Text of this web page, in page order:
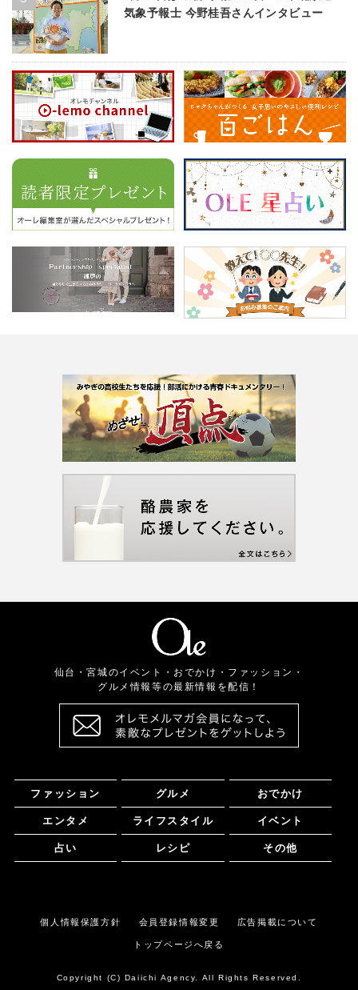
気象予報士 今野桂吾さんインタビュー
仙台・宮城のイベント・おでかけ・ファッション・
グルメ情報等の最新情報を配信！
ファッション グルメ おでかけ
エンタメ ライフスタイル イベント
占い レシピ その他
個人情報保護方針 会員登録情報変更 広告掲載について
トップページへ戻る
Copyright (C) Daiichi Agency. All Rights Reserved.